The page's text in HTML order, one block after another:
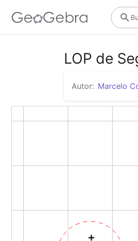
LOP de
Autor: Marcelo